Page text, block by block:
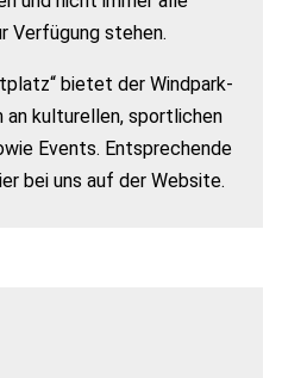
Verfügung stehen.
bietet der Windpark-
an kulturellen, sportlichen
Events. Entsprechende
bei uns auf der Website.